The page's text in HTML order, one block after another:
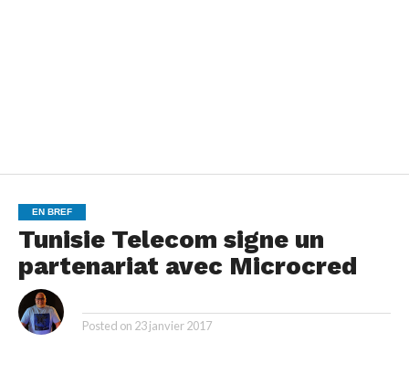
EN BREF
Tunisie Telecom signe un
partenariat avec Microcred
Posted on 23 janvier 2017